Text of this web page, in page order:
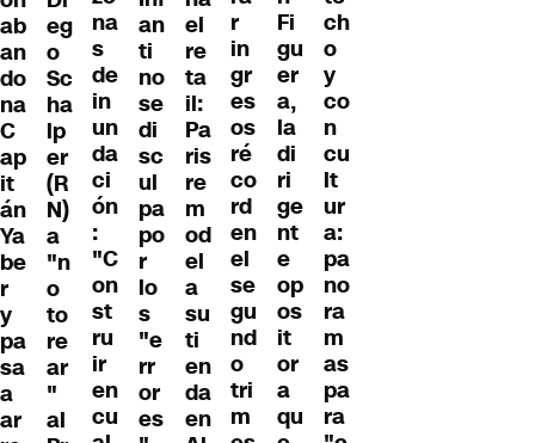
ab
an
do
na
C
ap
it
án
Ya
be
r
y
pa
sa
a
ar
eg
o
Sc
ha
lp
er
(R
N)
a
"n
o
to
re
ar
"
al
na
s
de
in
un
da
ci
ón
:
"C
on
st
ru
ir
en
cu
an
ti
no
se
di
sc
ul
pa
po
r
lo
s
"e
rr
or
es
el
re
ta
il:
Pa
ris
re
m
od
el
a
su
ti
en
da
en
r
in
gr
es
os
ré
co
rd
en
el
se
gu
nd
o
tri
m
Fi
gu
er
a,
la
di
ri
ge
nt
e
op
os
it
or
a
qu
ch
o
y
co
n
cu
lt
ur
a:
pa
no
ra
m
as
pa
ra